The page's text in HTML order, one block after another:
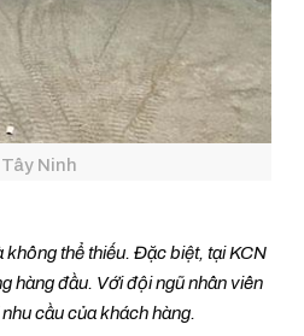
Ninh
không thể thiếu. Đặc biệt, tại KCN
hàng đầu. Với đội ngũ nhân viên
cầu của khách hàng.